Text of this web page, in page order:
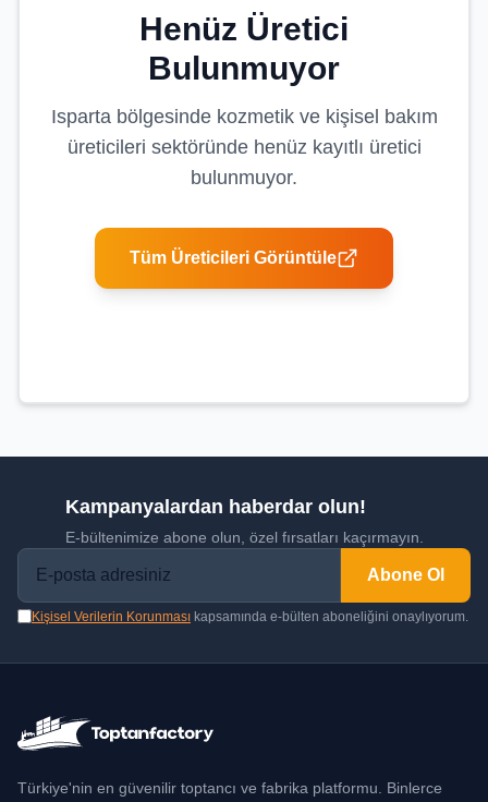
Henüz Üretici
Bulunmuyor
Ispartabölgesinde kozmetik ve kişisel bakım
üreticileri sektöründe henüz kayıtlı üretici
bulunmuyor.
Tüm Üreticileri Görüntüle
Kampanyalardan haberdar olun!
E-bültenimize abone olun, özel fırsatları kaçırmayın.
Abone Ol
Kişisel Verilerin Korunması kapsamında e-bülten aboneliğini onaylıyorum.
Türkiye'nin en güvenilir toptancı ve fabrika platformu. Binlerce